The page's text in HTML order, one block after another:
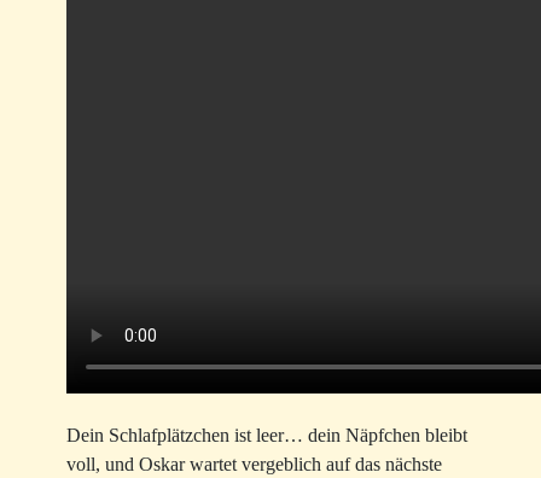
Dein Schlafplätzchen ist leer… dein Näpfchen bleibt
voll, und Oskar wartet vergeblich auf das nächste